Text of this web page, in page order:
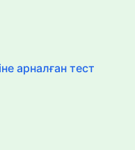
арналған тест